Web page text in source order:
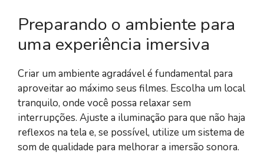
Preparando o ambiente para
uma experiência imersiva
Criar um ambiente agradável é fundamental para
aproveitar ao máximo seus filmes. Escolha um local
tranquilo, onde você possa relaxar sem
interrupções. Ajuste a iluminação para que não haja
reflexos na tela e, se possível, utilize um sistema de
som de qualidade para melhorar a imersão sonora.